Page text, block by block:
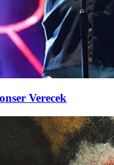
Verecek